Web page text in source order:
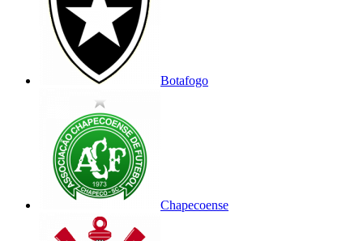
Botafogo
Chapecoense